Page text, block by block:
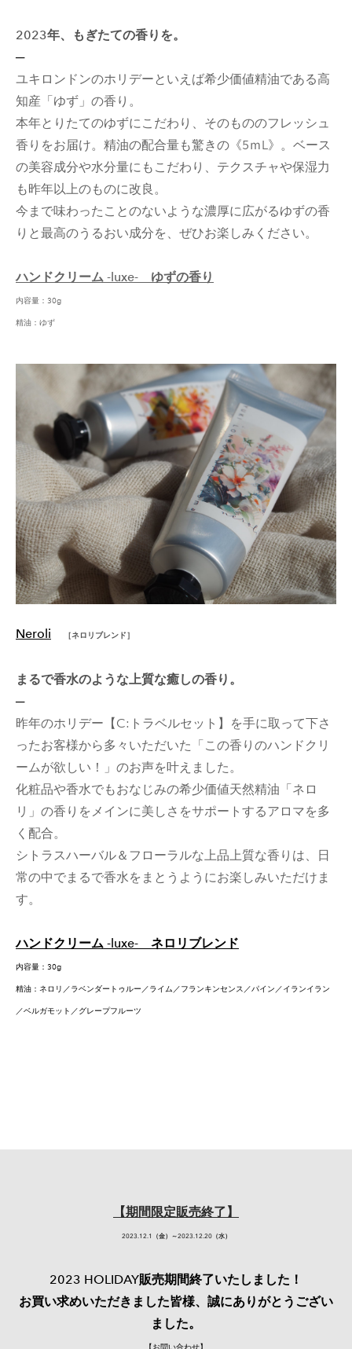
2023年、もぎたての香りを。
─
ユキロンドンのホリデーといえば希少価値精油である高
知産「ゆず」の香り。
本年とりたてのゆずにこだわり、そのもののフレッシュ
香りをお届け。精油の配合量も驚きの《5ｍL》。ベース
の美容成分や水分量にもこだわり、テクスチャや保湿力
も昨年以上のものに改良。
​今まで味わったことのないような濃厚に広がるゆずの香
りと最高のうるおい成分を、ぜひお楽しみください。
ハンドクリーム -luxe- ゆずの香り
内容量：30g
精油：ゆず
Neroli ［ネロリブレンド］
まるで香水のような上質な癒しの香り。
─
​昨年のホリデー【C:トラベルセット】を手に取って下さ
ったお客様から多々いただいた「この香りのハンドクリ
ームが欲しい！」のお声を叶えました。
​化粧品や香水でもおなじみの希少価値天然精油「ネロ
リ」の香りをメインに美しさをサポートするアロマを多
く配合。
シトラスハーバル＆フローラルな上品上質な香りは、日
常の中でまるで香水をまとうようにお楽しみいただけま
す。
ハンドクリーム -luxe- ネロリブレンド
内容量：30g
精油：ネロリ／ラベンダートゥルー／ライム／フランキンセンス／パイン／イランイラン
／ベルガモット／グレープフルーツ
【期間限定販売終了】
2023.12.1（金）～2023.12.20（水）
2023 HOLIDAY販売期間終了いたしました！
お買い求めいただきました皆様、誠にありがとうござい
ました。